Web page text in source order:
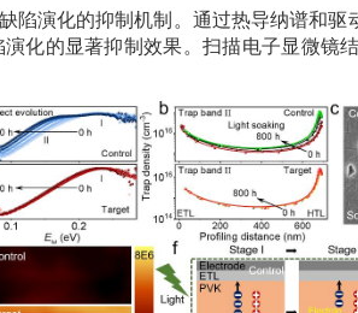
陷演化的抑制机制。通过热导纳谱和
化的显著抑制效果。扫描电子显微